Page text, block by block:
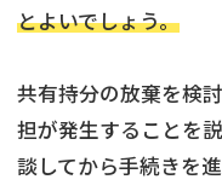
とよいでしょう。
共有持分の放棄を検
担が発生することを
談してから手続きを